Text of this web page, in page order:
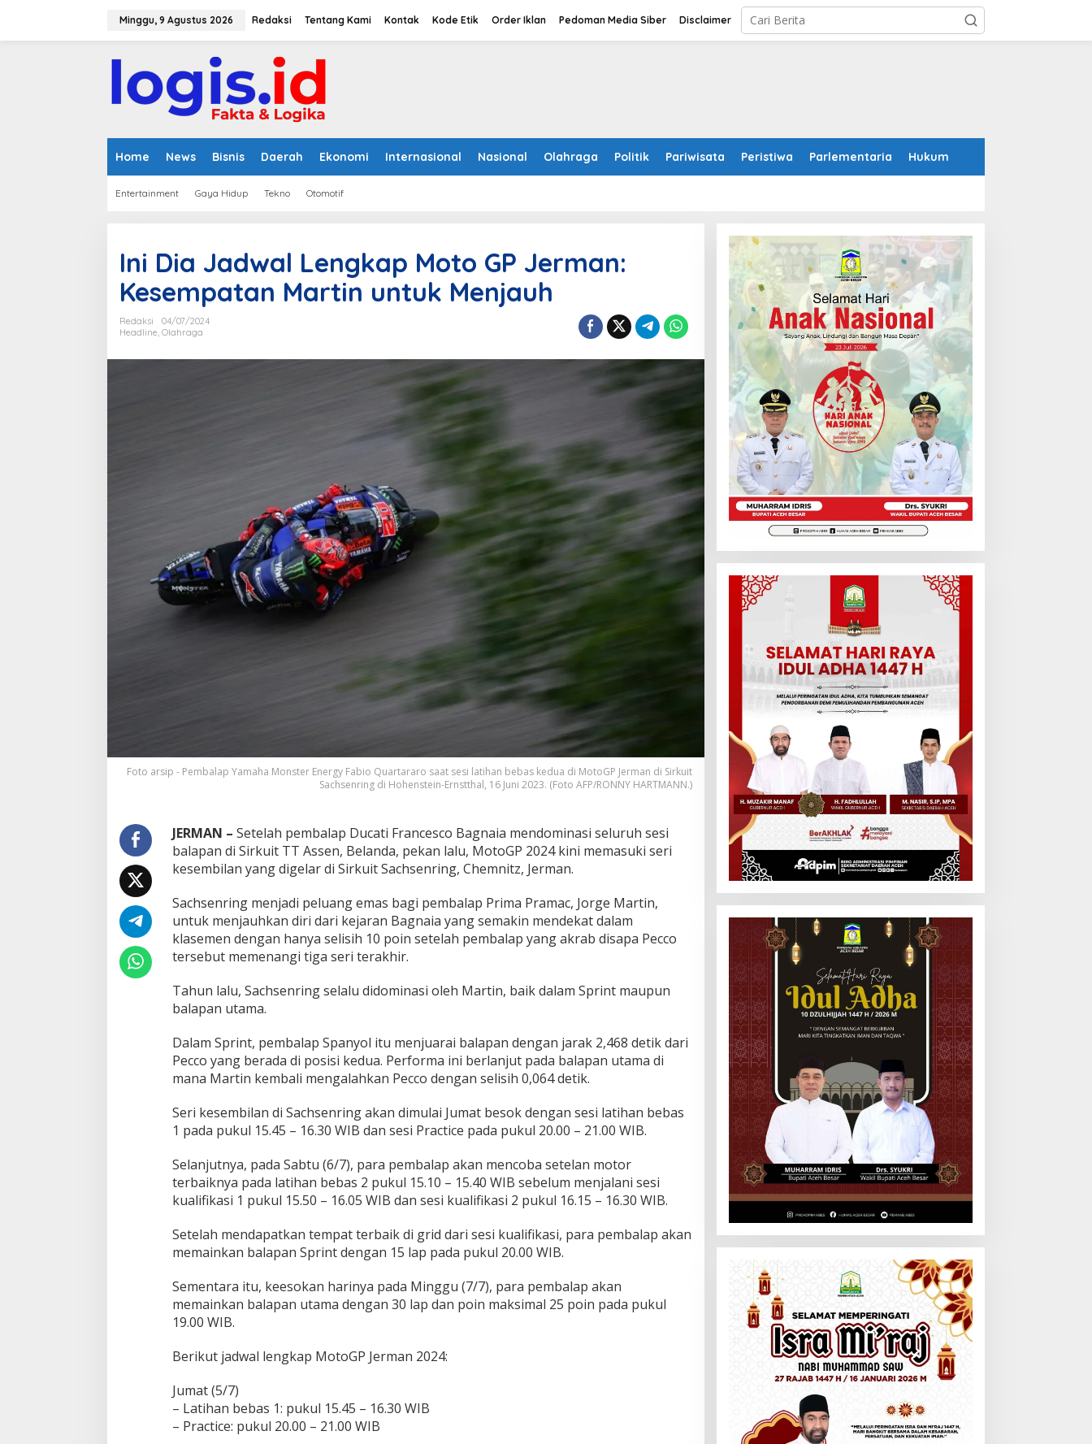
Minggu, 9 Agustus 2026 Redaksi Tentang Kami Kontak Kode Etik Order Iklan Pedoman Media Siber Disclaimer
Home News Bisnis Daerah Ekonomi Internasional Nasional Olahraga Politik Pariwisata Peristiwa Parlementaria Hukum
Entertainment Gaya Hidup Tekno Otomotif
Ini Dia Jadwal Lengkap Moto GP Jerman:
Kesempatan Martin untuk Menjauh
Redaksi
04/07/2024
Headline, Olahraga
Foto arsip - Pembalap Yamaha Monster Energy Fabio Quartararo saat sesi latihan bebas kedua di MotoGP Jerman di Sirkuit
Sachsenring di Hohenstein-Ernstthal, 16 Juni 2023. (Foto AFP/RONNY HARTMANN.)
JERMAN – Setelah pembalap Ducati Francesco Bagnaia mendominasi seluruh sesi
balapan di Sirkuit TT Assen, Belanda, pekan lalu, MotoGP 2024 kini memasuki seri
kesembilan yang digelar di Sirkuit Sachsenring, Chemnitz, Jerman.
Sachsenring menjadi peluang emas bagi pembalap Prima Pramac, Jorge Martin,
untuk menjauhkan diri dari kejaran Bagnaia yang semakin mendekat dalam
klasemen dengan hanya selisih 10 poin setelah pembalap yang akrab disapa Pecco
tersebut memenangi tiga seri terakhir.
Tahun lalu, Sachsenring selalu didominasi oleh Martin, baik dalam Sprint maupun
balapan utama.
Dalam Sprint, pembalap Spanyol itu menjuarai balapan dengan jarak 2,468 detik dari
Pecco yang berada di posisi kedua. Performa ini berlanjut pada balapan utama di
mana Martin kembali mengalahkan Pecco dengan selisih 0,064 detik.
Seri kesembilan di Sachsenring akan dimulai Jumat besok dengan sesi latihan bebas
1 pada pukul 15.45 – 16.30 WIB dan sesi Practice pada pukul 20.00 – 21.00 WIB.
Selanjutnya, pada Sabtu (6/7), para pembalap akan mencoba setelan motor
terbaiknya pada latihan bebas 2 pukul 15.10 – 15.40 WIB sebelum menjalani sesi
kualifikasi 1 pukul 15.50 – 16.05 WIB dan sesi kualifikasi 2 pukul 16.15 – 16.30 WIB.
Setelah mendapatkan tempat terbaik di grid dari sesi kualifikasi, para pembalap akan
memainkan balapan Sprint dengan 15 lap pada pukul 20.00 WIB.
Sementara itu, keesokan harinya pada Minggu (7/7), para pembalap akan
memainkan balapan utama dengan 30 lap dan poin maksimal 25 poin pada pukul
19.00 WIB.
Berikut jadwal lengkap MotoGP Jerman 2024:
Jumat (5/7)
– Latihan bebas 1: pukul 15.45 – 16.30 WIB
– Practice: pukul 20.00 – 21.00 WIB